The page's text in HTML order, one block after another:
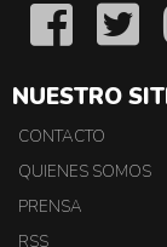
NUESTRO
CONTACTO
QUIENES SOMOS
PRENSA
RSS